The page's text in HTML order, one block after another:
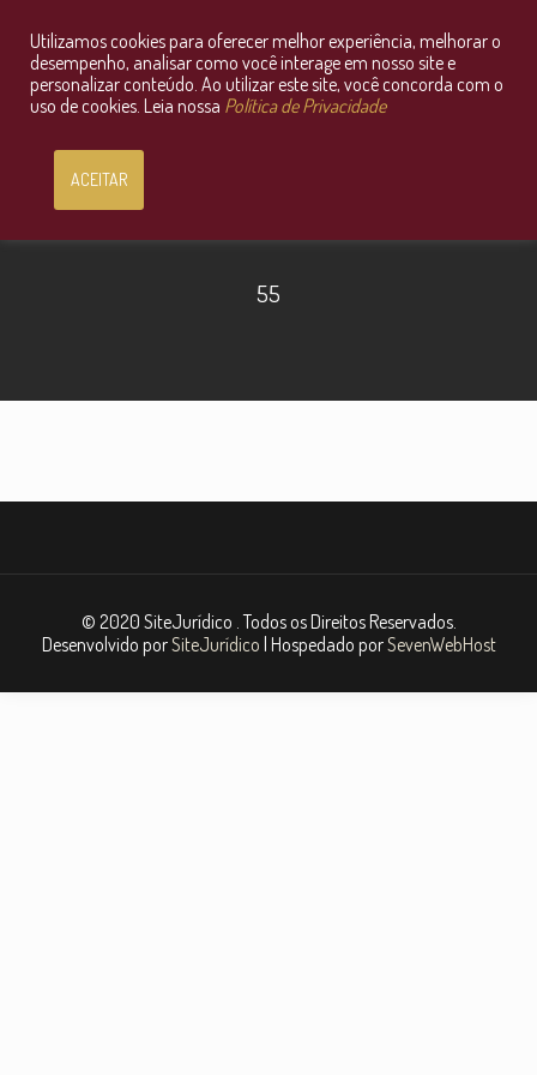
Consultoria Jurídica OnLine
55
© 2020 SiteJurídico . Todos os Direitos Reservados.
Desenvolvido porSiteJurídico | Hospedado porSevenWebHost
Utilizamos cookies para oferecer melhor experiência, melhorar o
desempenho, analisar como você interage em nosso site e
personalizar conteúdo. Ao utilizar este site, você concorda com o
uso de cookies. Leia nossa Política de Privacidade
ACEITAR